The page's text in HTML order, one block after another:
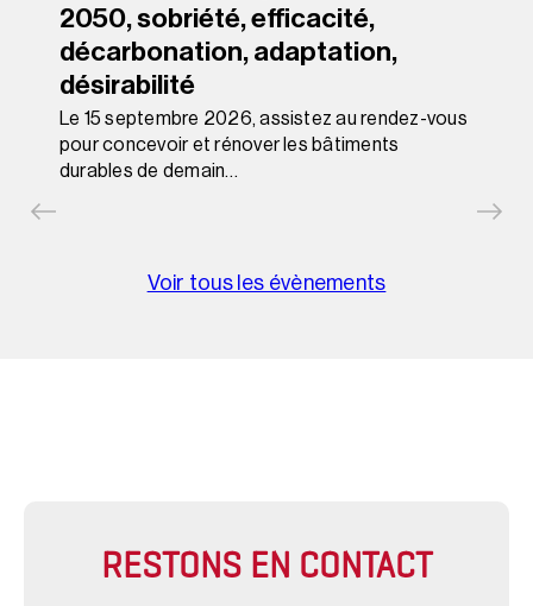
2050, sobriété, efficacité,
décarbonation, adaptation,
désirabilité
Le 15 septembre 2026, assistez au rendez-vous
pour concevoir et rénover les bâtiments
durables de demain…
Voir tous les évènements
RESTONS EN CONTACT